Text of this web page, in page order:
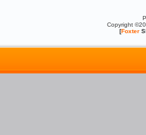
Copyright
[Foxter